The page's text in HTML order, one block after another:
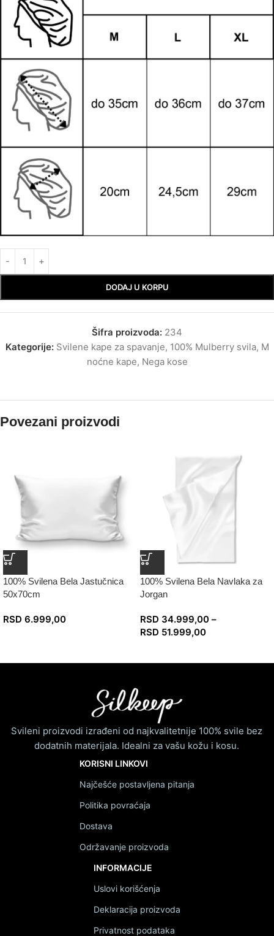
DODAJ U KORPU
Šifra proizvoda: 234
Kategorije: Svilene kape za spavanje, 100% Mulberry svila, M
noćne kape, Nega kose
Povezani proizvodi
100% Svilena Bela Jastučnica
50x70cm
RSD 6.999,00
100% Svilena Bela Navlaka za
Jorgan
RSD 34.999,00 –
RSD 51.999,00
Svileni proizvodi izrađeni od najkvalitetnije 100% svile bez
dodatnih materijala. Idealni za vašu kožu i kosu.
KORISNI LINKOVI
Najčešće postavljena pitanja
Politika povraćaja
Dostava
Održavanje proizvoda
INFORMACIJE
Uslovi korišćenja
Deklaracija proizvoda
Privatnost podataka